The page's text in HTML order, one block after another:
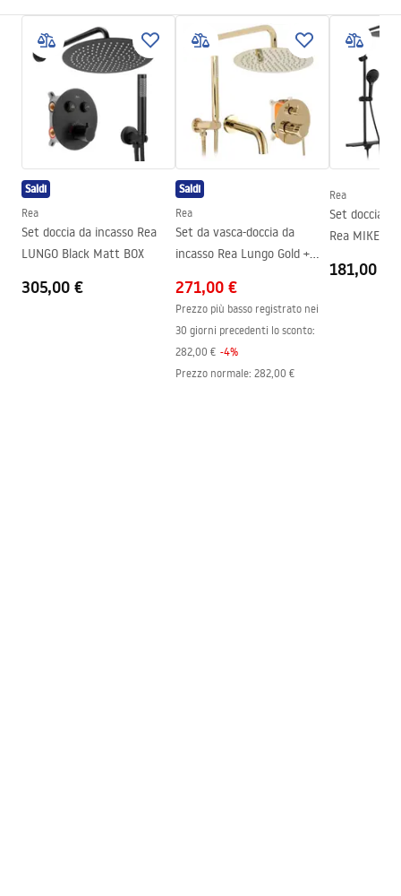
Tipo di cabina
D'angolo
Il colore del vetro
Marrone fumo 6mm
Modalità di apertura
Inclinabile da entrambi i lati
Serie
Hugo
Assemblaggio
Sul pavimento o piatto doccia
Direzione della cabina
Garanzia
Rivestimento Easy Clean
Sì, su un lato del vetro
shower manual
shower manual.pdf
Warunki bezpieczeństwa
WARUNKI BEZPIECZENSTWA KABINY DRZWI
PARAWANY.pdf
Instrukcja montażu
Instrukcja_Hugo_double_PL.pdf
Saldi
Rea
Set doccia da incasso Rea
LUNGO Black Matt BOX
305,00 €
Saldi
Rea
Set da vasca-doccia da
incasso Rea Lungo Gold +
271,00 €
Prezzo più basso registrato nei
30 giorni precedenti lo sconto:
282,00 € -4%
Prezzo normale: 282,00 €
Rea
Set doccia
Rea MIKE
181,00 €